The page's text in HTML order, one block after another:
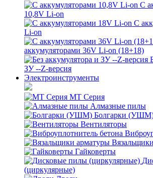
С
10,8V Li-on
С
Li-on
аккумуляторами 36V Li-on (18+18)
ЗУ --Z-версия
Электроинструменты
MT Серия
Алмазные пилы
Болгарки
Вентиляторы
Гайковерты
(циркулярные)